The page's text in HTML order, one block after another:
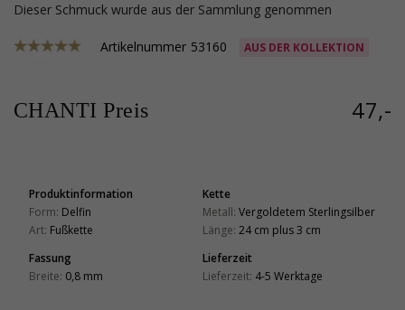
Dieser Schmuck wurde aus der Sammlung genommen
Artikelnummer 53160 AUS DER KOLLEKTION
CHANTI Preis 47,-
Produktinformation
Form: Delfin
Art: Fußkette
Kette
Metall: Vergoldetem Sterlingsilber
Länge: 24 cm plus 3 cm
Fassung
Breite: 0,8 mm
Lieferzeit
Lieferzeit: 4-5 Werktage